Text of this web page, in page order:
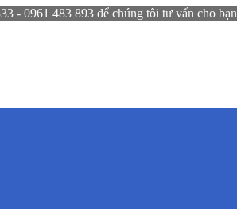
- 0961 483 893 để chúng tôi tư vấn cho bạn